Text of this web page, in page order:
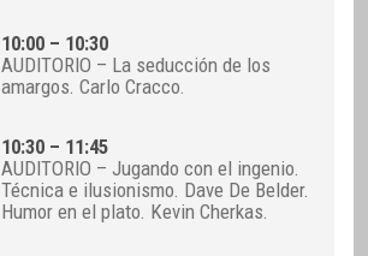
10:00 – 10:30
AUDITORIO – La seducción de los
amargos. Carlo Cracco.
10:30 – 11:45
AUDITORIO – Jugando con el ingenio.
Técnica e ilusionismo. Dave De Belder.
Humor en el plato. Kevin Cherkas.